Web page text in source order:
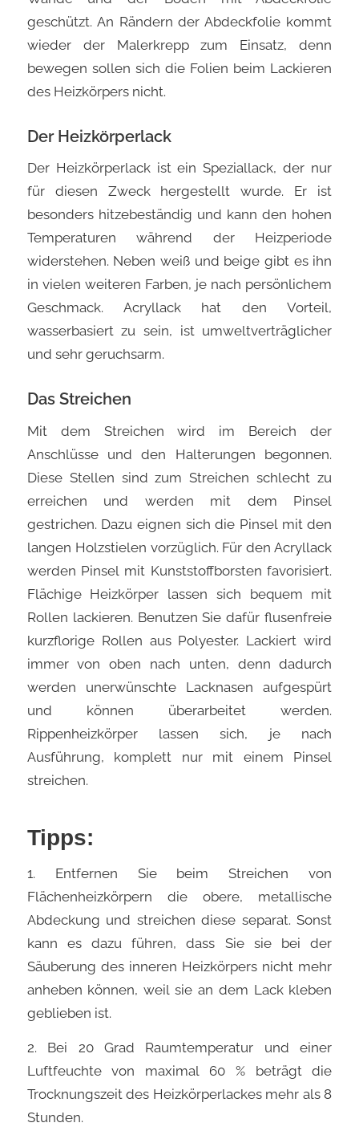
geschützt. An Rändern der Abdeckfolie kommt
wieder der Malerkrepp zum Einsatz, denn
bewegen sollen sich die Folien beim Lackieren
des Heizkörpers nicht.
Der Heizkörperlack
Der Heizkörperlack ist ein Speziallack, der nur
für diesen Zweck hergestellt wurde. Er ist
besonders hitzebeständig und kann den hohen
Temperaturen während der Heizperiode
widerstehen. Neben weiß und beige gibt es ihn
in vielen weiteren Farben, je nach persönlichem
Geschmack. Acryllack hat den Vorteil,
wasserbasiert zu sein, ist umweltverträglicher
und sehr geruchsarm.
Das Streichen
Mit dem Streichen wird im Bereich der
Anschlüsse und den Halterungen begonnen.
Diese Stellen sind zum Streichen schlecht zu
erreichen und werden mit dem Pinsel
gestrichen. Dazu eignen sich die Pinsel mit den
langen Holzstielen vorzüglich. Für den Acryllack
werden Pinsel mit Kunststoffborsten favorisiert.
Flächige Heizkörper lassen sich bequem mit
Rollen lackieren. Benutzen Sie dafür flusenfreie
kurzflorige Rollen aus Polyester. Lackiert wird
immer von oben nach unten, denn dadurch
werden unerwünschte Lacknasen aufgespürt
und können überarbeitet werden.
Rippenheizkörper lassen sich, je nach
Ausführung, komplett nur mit einem Pinsel
streichen.
Tipps:
1. Entfernen Sie beim Streichen von
Flächenheizkörpern die obere, metallische
Abdeckung und streichen diese separat. Sonst
kann es dazu führen, dass Sie sie bei der
Säuberung des inneren Heizkörpers nicht mehr
anheben können, weil sie an dem Lack kleben
geblieben ist.
2. Bei 20 Grad Raumtemperatur und einer
Luftfeuchte von maximal 60 % beträgt die
Trocknungszeit des Heizkörperlackes mehr als 8
Stunden.